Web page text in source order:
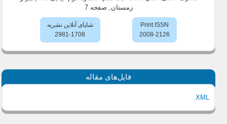
زمستان , صفحه 7
Print ISSN
2008-2126
شاپای آنلاین نشریه
2981-1708
فایل‌های مقاله
XML